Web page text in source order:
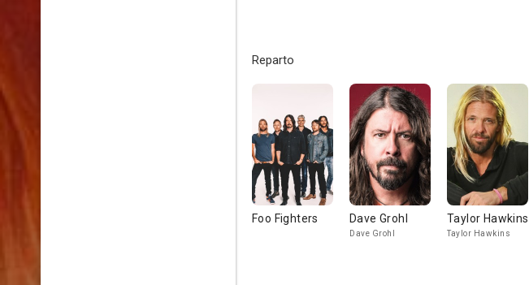
Reparto
Foo Fighters Dave Grohl
Dave Grohl
Taylor Hawkins
Taylor Hawkins